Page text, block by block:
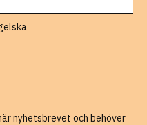
nyhetsbrevet och behöver